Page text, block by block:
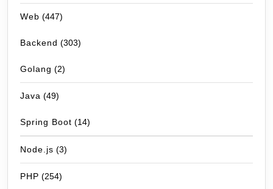
Web (447)
Backend (303)
Golang (2)
Java (49)
Spring Boot (14)
Node.js (3)
PHP (254)